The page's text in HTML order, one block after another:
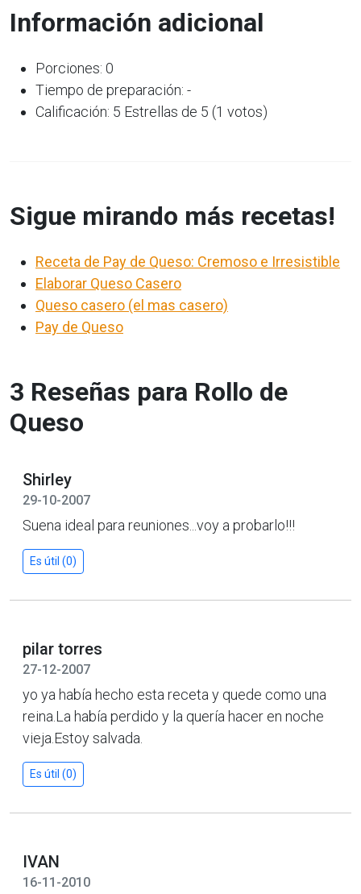
Información adicional
Porciones: 0
Tiempo de preparación: -
Calificación: 5 Estrellas de 5 (1 votos)
Sigue mirando más recetas!
Receta de Pay de Queso: Cremoso e Irresistible
Elaborar Queso Casero
Queso casero (el mas casero)
Pay de Queso
3 Reseñas para Rollo de
Queso
Shirley
29-10-2007
Suena ideal para reuniones...voy a probarlo!!!
Es útil (0)
pilar torres
27-12-2007
yo ya había hecho esta receta y quede como una
reina.La había perdido y la quería hacer en noche
vieja.Estoy salvada.
Es útil (0)
IVAN
16-11-2010